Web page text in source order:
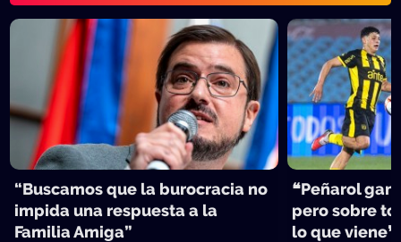
“Buscamos que la burocracia no
impida una respuesta a la
Familia Amiga”
❝Peñarol
pero sobre
lo que viene❞